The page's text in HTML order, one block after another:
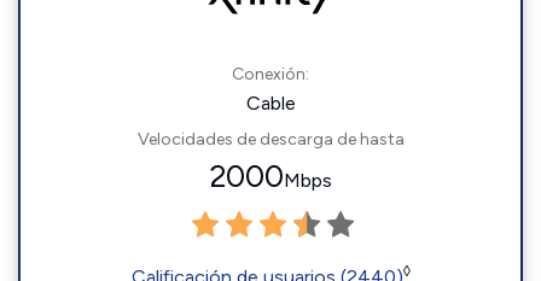
Conexión:
Cable
Velocidades de descarga de hasta
2000Mbps
◊